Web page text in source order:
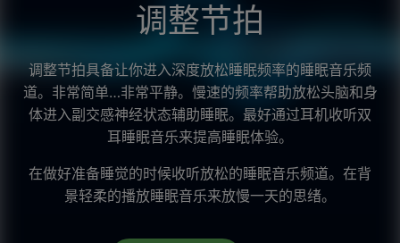
调整节拍
调整节拍具备让你进入深度放松睡眠频率的睡眠音乐频
道。非常简单…非常平静。慢速的频率帮助放松头脑和身
体进入副交感神经状态辅助睡眠。最好通过耳机收听双
耳睡眠音乐来提高睡眠体验。
在做好准备睡觉的时候收听放松的睡眠音乐频道。在背
景轻柔的播放睡眠音乐来放慢一天的思绪。
Facebook
Twitter